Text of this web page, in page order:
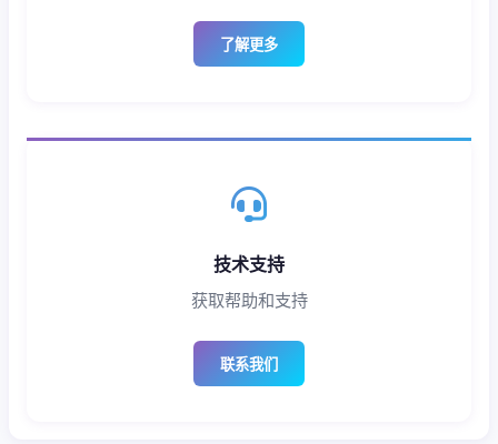
了解更多
技术支持
获取帮助和支持
联系我们